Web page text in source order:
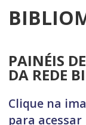
PAINÉIS
DA REDE
Clique na
para acessar